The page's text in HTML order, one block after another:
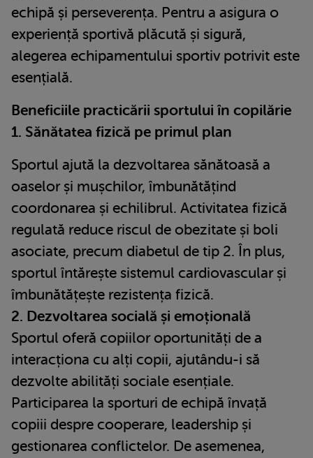
echipă și perseverența. Pentru a asigura o
experiență sportivă plăcută și sigură,
alegerea echipamentului sportiv potrivit este
esențială.
Beneficiile practicării sportului în copilărie
1. Sănătatea fizică pe primul plan
Sportul ajută la dezvoltarea sănătoasă a
oaselor și mușchilor, îmbunătățind
coordonarea și echilibrul. Activitatea fizică
regulată reduce riscul de obezitate și boli
asociate, precum diabetul de tip 2. În plus,
sportul întărește sistemul cardiovascular și
îmbunătățește rezistența fizică.
2. Dezvoltarea socială și emoțională
Sportul oferă copiilor oportunități de a
interacționa cu alți copii, ajutându-i să
dezvolte abilități sociale esențiale.
Participarea la sporturi de echipă învață
copiii despre cooperare, leadership și
gestionarea conflictelor. De asemenea,